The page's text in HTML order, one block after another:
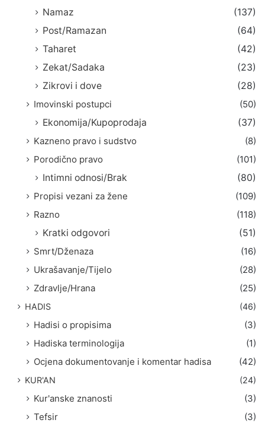
Namaz
(137)
Post/Ramazan
(64)
Taharet
(42)
Zekat/Sadaka
(23)
Zikrovi i dove
(28)
Imovinski postupci
(50)
Ekonomija/Kupoprodaja
(37)
Kazneno pravo i sudstvo
(8)
Porodično pravo
(101)
Intimni odnosi/Brak
(80)
Propisi vezani za žene
(109)
Razno
(118)
Kratki odgovori
(51)
Smrt/Dženaza
(16)
Ukrašavanje/Tijelo
(28)
Zdravlje/Hrana
(25)
HADIS (46)
Hadisi o propisima
(3)
Hadiska terminologija
(1)
Ocjena dokumentovanje i komentar hadisa
(42)
KUR'AN (24)
Kur'anske znanosti
(3)
Tefsir
(3)